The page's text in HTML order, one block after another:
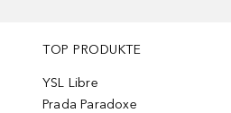
TOP PRODUKTE
YSL Libre
Prada Paradoxe